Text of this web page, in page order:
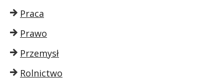
Praca
Prawo
Przemysł
Rolnictwo